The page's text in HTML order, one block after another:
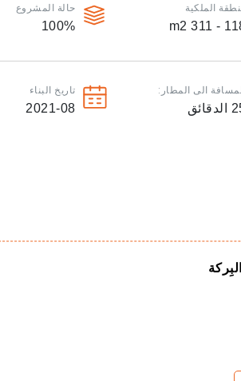
الملكية
118 -
حالة المشروع
100%
الى المطار:
الدقائق
تاريخ البناء
2021-08